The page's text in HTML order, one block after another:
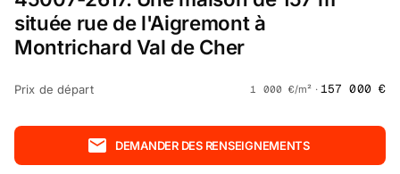
située rue de l'Aigremont à
Montrichard Val de Cher
Prix de départ 1 000 €/m² · 157 000 €
DEMANDER DES RENSEIGNEMENTS